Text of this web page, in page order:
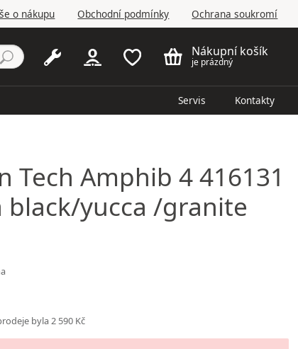
o nákupu Obchodní podmínky Ochrana soukromí
Nákupní košík
je prázdný
Servis Kontakty
Tech Amphib 4 416131
black/yucca /granite
byla 2 590 Kč